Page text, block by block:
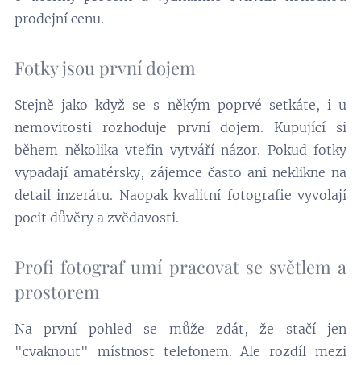
prodejní cenu.
Fotky jsou první dojem
Stejně jako když se s někým poprvé setkáte, i u
nemovitosti rozhoduje první dojem. Kupující si
během několika vteřin vytváří názor. Pokud fotky
vypadají amatérsky, zájemce často ani neklikne na
detail inzerátu. Naopak kvalitní fotografie vyvolají
pocit důvěry a zvědavosti.
Profi fotograf umí pracovat se světlem a
prostorem
Na první pohled se může zdát, že stačí jen
"cvaknout" místnost telefonem. Ale rozdíl mezi